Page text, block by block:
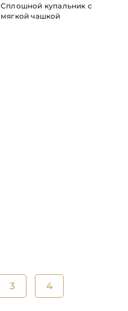
Сплошной купальник с
мягкой чашкой
3 4